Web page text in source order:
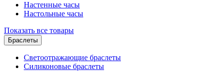
Настенные часы
Настольные часы
Показать все товары
Браслеты
Светоотражающие браслеты
Силиконовые браслеты